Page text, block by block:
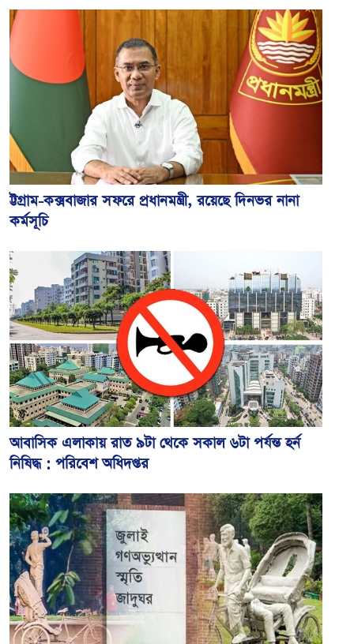
ট্টগ্রাম-কক্সবাজার সফরে প্রধানমন্ত্রী, রয়েছে দিনভর নানা
কর্মসূচি
আবাসিক এলাকায় রাত ৯টা থেকে সকাল ৬টা পর্যন্ত হর্ন
নিষিদ্ধ : পরিবেশ অধিদপ্তর